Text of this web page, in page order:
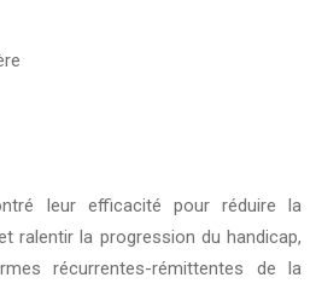
leur efficacité pour réduire la
ralentir la progression du handicap,
récurrentes-rémittentes de la